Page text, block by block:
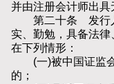
并由注册会计师出具
第二十条 发行人
实、勤勉，具备法
在下列情形：
(一)被中国证监会
的；